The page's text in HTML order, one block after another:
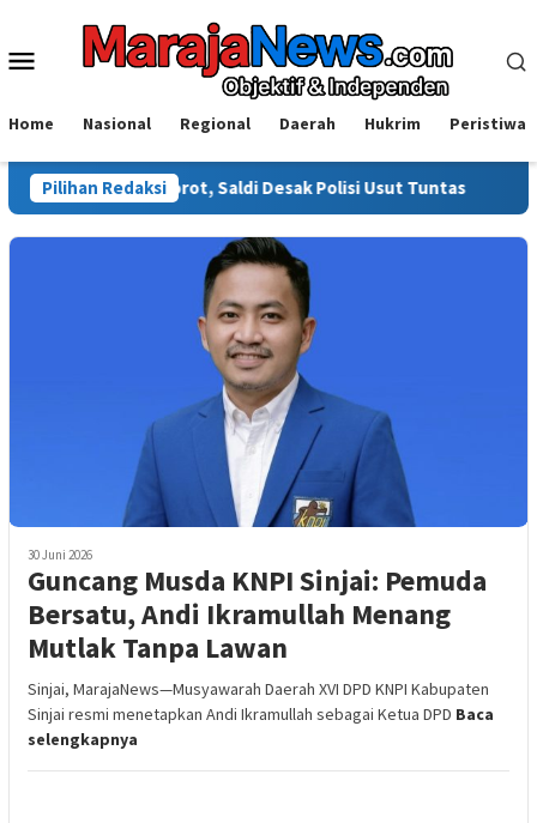
konten
Menu
Home Nasional Regional Daerah Hukrim Peristiwa
Pilihan Redaksi
Disorot, Saldi Desak Polisi Usut Tuntas Warga
30 Juni 2026
Guncang Musda KNPI Sinjai: Pemuda
Bersatu, Andi Ikramullah Menang
Mutlak Tanpa Lawan
Sinjai, MarajaNews—Musyawarah Daerah XVI DPD KNPI Kabupaten
Sinjai resmi menetapkan Andi Ikramullah sebagai Ketua DPD Baca
selengkapnya